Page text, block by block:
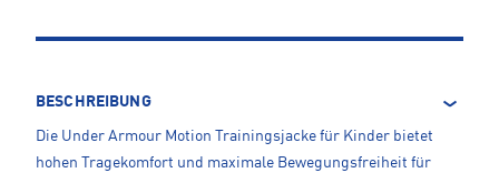
BESCHREIBUNG
Die Under Armour Motion Trainingsjacke für Kinder bietet
hohen Tragekomfort und maximale Bewegungsfreiheit für